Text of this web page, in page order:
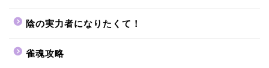
陰の実力者になりたくて！
雀魂攻略